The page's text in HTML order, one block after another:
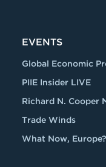
EVENTS
Global Economic
PIIE Insider LIVE
Richard N. Cooper
Trade Winds
What Now, Europe?